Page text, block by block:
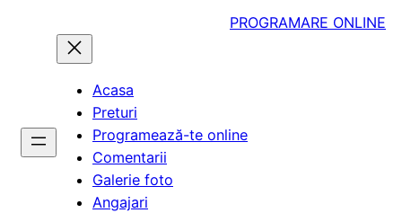
PROGRAMARE ONLINE
Acasa
Preturi
Programează-te online
Comentarii
Galerie foto
Angajari